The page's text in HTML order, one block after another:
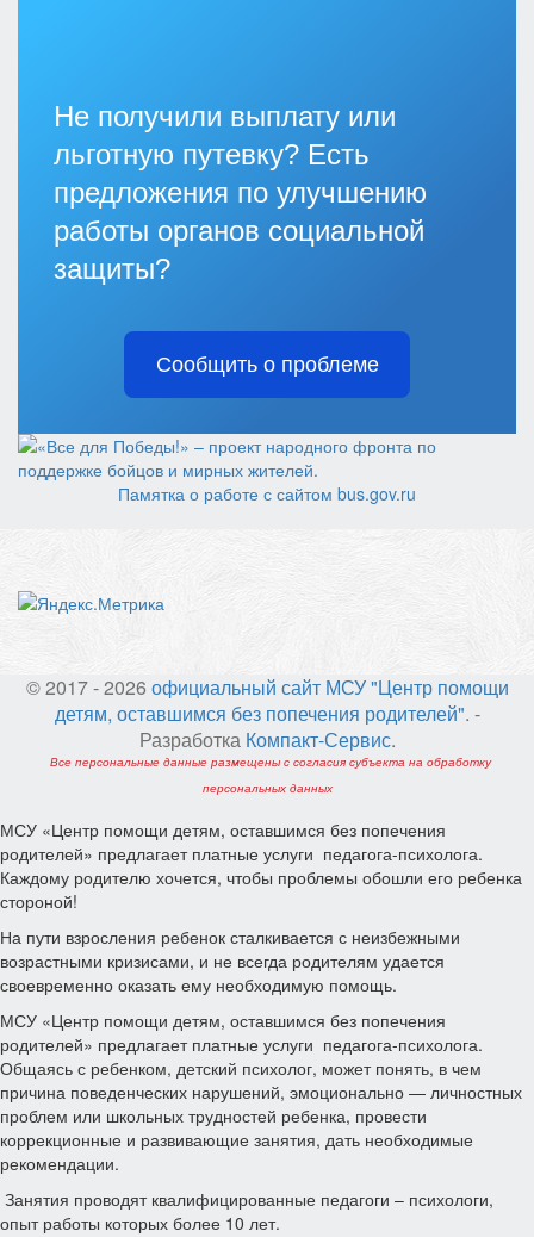
Не получили выплату или
льготную путевку? Есть
предложения по улучшению
работы органов социальной
защиты?
Сообщить о проблеме
Памятка о работе с сайтом bus.gov.ru
© 2017 - 2026 официальный сайт МСУ "Центр помощи
детям, оставшимся без попечения родителей". -
Разработка Компакт-Сервис.
Все персональные данные размещены с согласия субъекта на обработку
персональных данных
МСУ «Центр помощи детям, оставшимся без попечения
родителей» предлагает платные услуги педагога-психолога.
Каждому родителю хочется, чтобы проблемы обошли его ребенка
стороной!
На пути взросления ребенок сталкивается с неизбежными
возрастными кризисами, и не всегда родителям удается
своевременно оказать ему необходимую помощь.
МСУ «Центр помощи детям, оставшимся без попечения
родителей» предлагает платные услуги педагога-психолога.
Общаясь с ребенком, детский психолог, может понять, в чем
причина поведенческих нарушений, эмоционально — личностных
проблем или школьных трудностей ребенка, провести
коррекционные и развивающие занятия, дать необходимые
рекомендации.
Занятия проводят квалифицированные педагоги – психологи,
опыт работы которых более 10 лет.